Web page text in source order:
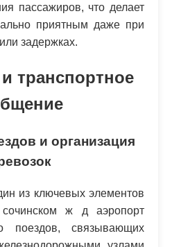
пассажиров, что делает
приятным даже при
задержках.
транспортное
и организация
из ключевых элементов
ж д аэропорт
поездов, связывающих